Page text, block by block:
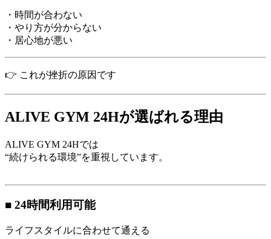
・時間が合わない
・やり方が分からない
・居心地が悪い
👉 これが挫折の原因です
ALIVE GYM 24Hが選ばれる理由
ALIVE GYM 24Hでは
“続けられる環境”を重視しています。
■ 24時間利用可能
ライフスタイルに合わせて通える